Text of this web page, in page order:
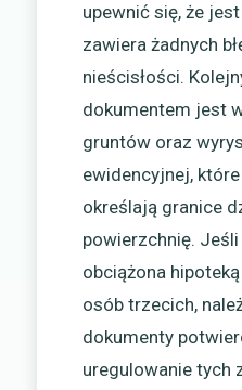
upewnić się, że
zawiera żadnych
nieścisłości.
dokumentem jest
gruntów oraz
ewidencyjnej,
określają granice
powierzchnię.
obciążona
osób trzecich,
dokumenty
uregulowanie tych